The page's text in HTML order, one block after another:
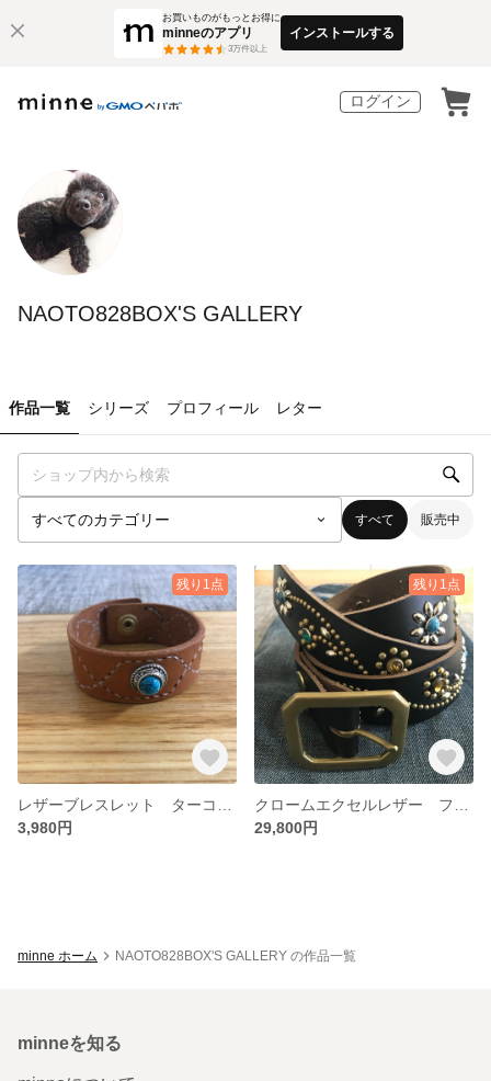
お買いものがもっとお得に
minneのアプリ
3万件以上
インストールする
ログイン
NAOTO828BOX'S GALLERY
作品一覧 シリーズ プロフィール レター
すべて 販売中
残り1点
3,980円
残り1点
29,800円
minne ホーム NAOTO828BOX'S GALLERY の作品一覧
minneを知る